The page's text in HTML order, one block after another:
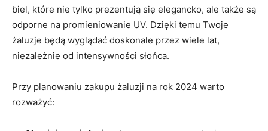
biel, które nie tylko prezentują się elegancko, ale także są
odporne na promieniowanie UV. Dzięki temu Twoje
żaluzje będą wyglądać doskonale przez wiele lat,
niezależnie od intensywności słońca.
Przy planowaniu zakupu żaluzji na rok 2024 warto
rozważyć: